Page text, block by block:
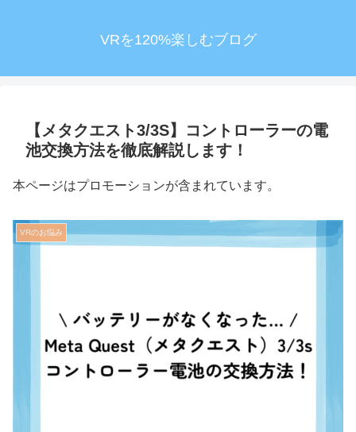
VRを120%楽しむブログ
【メタクエスト3/3S】コントローラーの電
池交換方法を徹底解説します！
本ページはプロモーションが含まれています。
VRのお悩み